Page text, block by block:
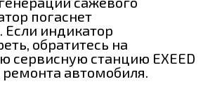
погаснет
Если индикатор
обратитесь на
сервисную станцию EXEED
автомобиля.